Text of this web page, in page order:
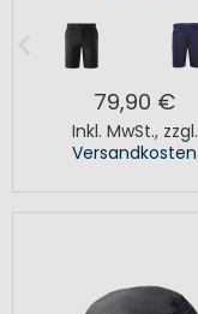
79,90 €
Inkl. MwSt., zzgl.
Versandkosten